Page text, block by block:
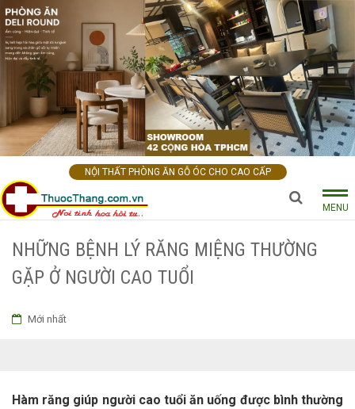
NỘI THẤT PHÒNG ĂN GỖ ÓC CHO CAO CẤP
MENU
NHỮNG BỆNH LÝ RĂNG MIỆNG THƯỜNG
GẶP Ở NGƯỜI CAO TUỔI
Mới nhất
Hàm răng giúp người cao tuổi ăn uống được bình thường